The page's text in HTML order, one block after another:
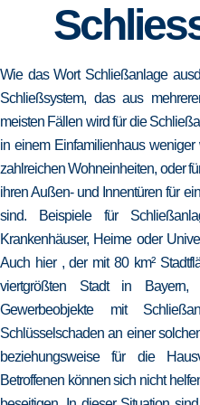
Wie das Wort Schließanlage
Schließsystem, das aus
meisten Fällen wird für die
in einem Einfamilienhaus
zahlreichen Wohneinheiten, oder
ihren Außen- und Innentüren für
sind. Beispiele für
Krankenhäuser, Heime oder
Auch hier , der mit 80 km²
viertgrößten Stadt in
Gewerbeobjekte mit
Schlüsselschaden an einer
beziehungsweise für die
Betroffenen können sich nicht